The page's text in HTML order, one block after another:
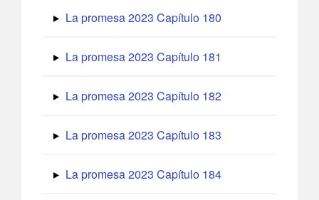
La promesa 2023 Capítulo 180
La promesa 2023 Capítulo 181
La promesa 2023 Capítulo 182
La promesa 2023 Capítulo 183
La promesa 2023 Capítulo 184